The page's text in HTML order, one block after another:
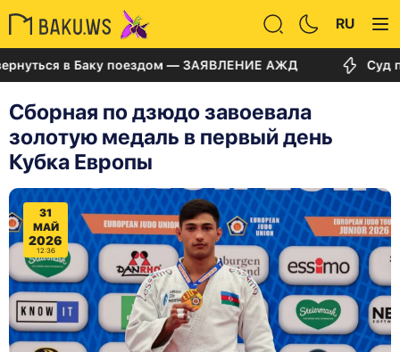
RU
в Баку поездом — ЗАЯВЛЕНИЕ АЖД Суд по
Сборная по дзюдо завоевала
золотую медаль в первый день
Кубка Европы
31
МАЙ
2026
12:36